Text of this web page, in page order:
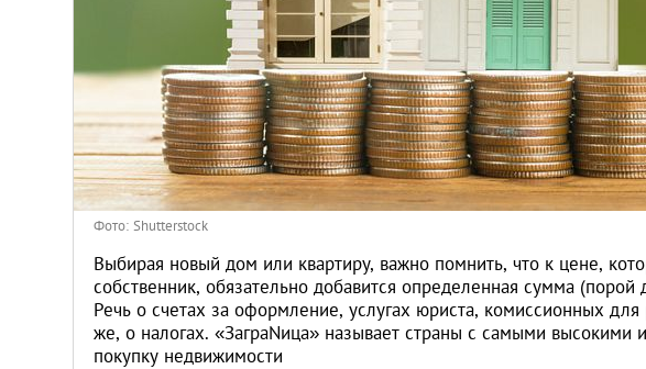
Москва
Париж
Паттайя
Пхукет
Санкт-Петербург
Фото: Shutterstock
Выбирая новый дом или квартиру, важно помнить, что к цене,
собственник, обязательно добавится определенная сумма (порой
Речь о счетах за оформление, услугах юриста, комиссионных
же, о налогах. «ЗаграNица» называет страны с самыми высокими
покупку недвижимости